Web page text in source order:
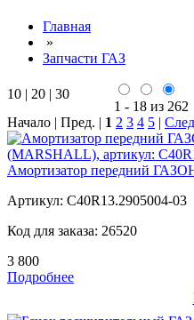
Главная
»
Запчасти ГАЗ
10 | 20 | 30
1 - 18 из 262
Начало | Пред. | 1 2 3 4 5 |
Амортизатор передний
Артикул: C40R13.2905004-03
Код для заказа: 26520
3 800
Подробнее